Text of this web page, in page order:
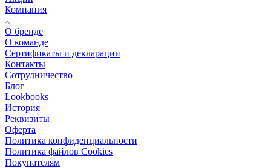
Компания
О бренде
О команде
Сертификаты и декларации
Контакты
Сотрудничество
Блог
Lookbooks
История
Реквизиты
Оферта
Политика конфиденциальности
Политика файлов Cookies
Покупателям